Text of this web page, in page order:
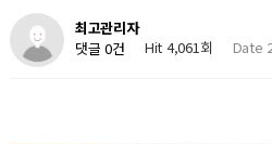
최고관리자
댓글 0건
Hit 4,061회 Date